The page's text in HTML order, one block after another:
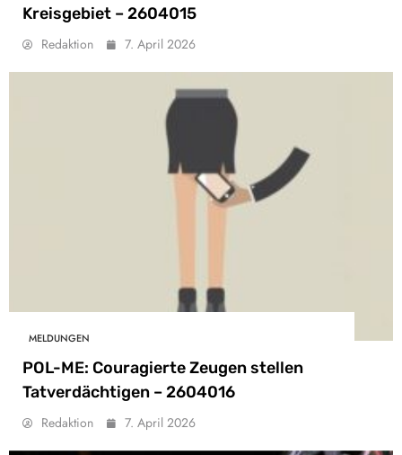
Kreisgebiet – 2604015
Redaktion 7. April 2026
MELDUNGEN
POL-ME: Couragierte Zeugen stellen
Tatverdächtigen – 2604016
Redaktion 7. April 2026